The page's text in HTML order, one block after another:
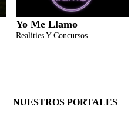
Yo Me Llamo
Realities Y Concursos
NUESTROS PORTALES